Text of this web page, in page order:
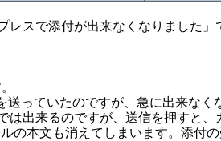
レスで添付が出来なくなりました」
っていたのですが、急に出来なく
は出来るのですが、送信を押すと、
の本文も消えてしまいます。添付